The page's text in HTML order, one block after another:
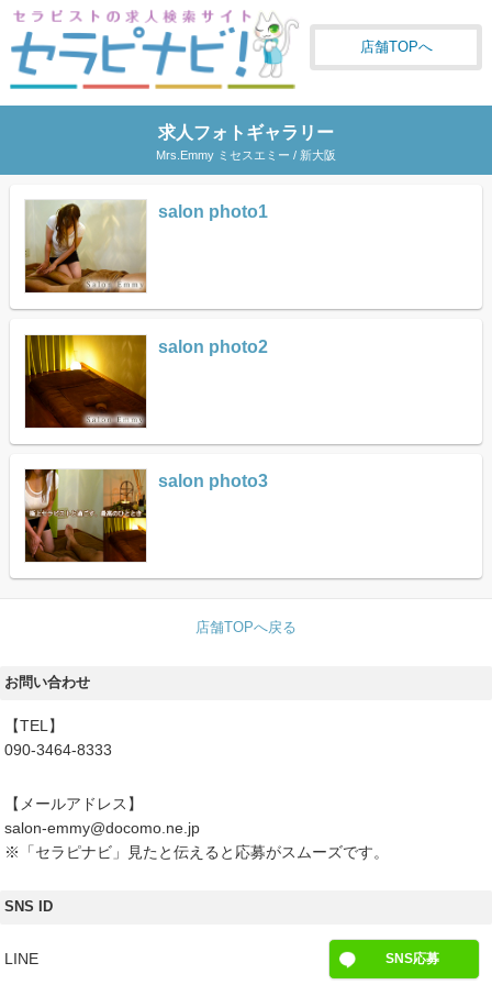
店舗TOPへ
求人フォトギャラリー
Mrs.Emmy ミセスエミー / 新大阪
salon photo1
salon photo2
salon photo3
店舗TOPへ戻る
お問い合わせ
【TEL】
090-3464-8333
【メールアドレス】
salon-emmy@docomo.ne.jp
※「セラピナビ」見たと伝えると応募がスムーズです。
SNS ID
LINE SNS応募